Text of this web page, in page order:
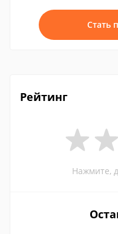
Стать
Рейтинг
Нажмите,